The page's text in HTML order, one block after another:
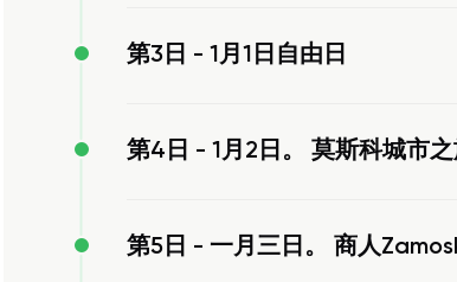
第3日 - 1月1日自由日
第4日 - 1月2日。 莫斯科城市
第5日 - 一月三日。 商人